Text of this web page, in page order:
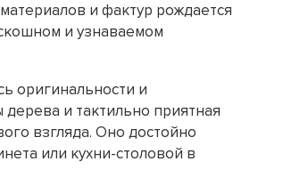
и фактур рождается
и узнаваемом
оригинальности и
и тактильно приятная
взгляда. Оно достойно
или кухни-столовой в